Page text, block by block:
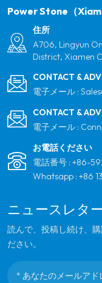
ンのための最も信
Power Stone（
住所
A706, Lingyun
District, Xiamen
CONTACT &
電子メール :
CONTACT &
電子メール :
お電話ください
電話番号 : +86-
Whatsapp : +86
ニュースレター
読んで、投稿し続け、
ださい。